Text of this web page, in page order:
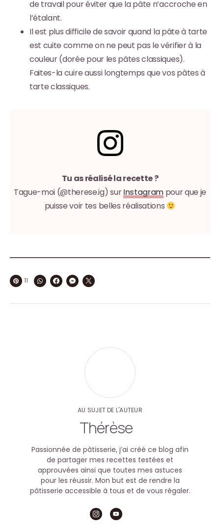
de travail pour éviter que la pâte n’accroche en
l’étalant.
Il est plus difficile de savoir quand la pâte à tarte
est cuite comme on ne peut pas le vérifier à la
couleur (dorée pour les pâtes classiques).
Faites-la cuire aussi longtemps que vos pâtes à
tarte classiques.
Tu as réalisé la recette ?
Tague-moi (@therese.ig) surInstagram pour que je
puisse voir tes belles réalisations
11
AU SUJET DE L'AUTEUR
Thérèse
Passionnée de pâtisserie, j’ai créé ce blog afin
de partager mes recettes testées et
approuvées ainsi que toutes mes astuces
pour les réussir. Mon but est de rendre la
pâtisserie accessible à tous et de vous régaler.